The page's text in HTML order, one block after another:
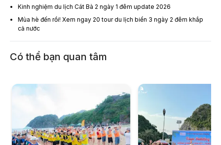
Kinh nghiệm du lịch Cát Bà 2 ngày 1 đêm update 2026
Mùa hè đến rồi! Xem ngay 20 tour du lịch biển 3 ngày 2 đêm khắp
cả nước
Có thể bạn quan tâm